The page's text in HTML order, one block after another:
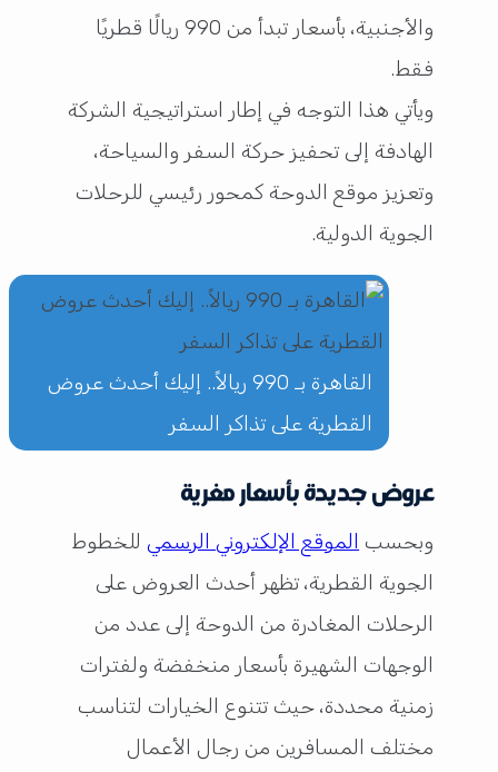
والأجنبية، بأسعار تبدأ من 990 ريالًا قطريًا
فقط.
ويأتي هذا التوجه في إطار استراتيجية الشركة
الهادفة إلى تحفيز حركة السفر والسياحة،
وتعزيز موقع الدوحة كمحور رئيسي للرحلات
الجوية الدولية.
القاهرة بـ 990 ريالاً.. إليك أحدث عروض
القطرية على تذاكر السفر
عروض جديدة بأسعار مغرية
وبحسب الموقع الإلكتروني الرسميللخطوط
الجوية القطرية، تظهر أحدث العروض على
الرحلات المغادرة من الدوحة إلى عدد من
الوجهات الشهيرة بأسعار منخفضة ولفترات
زمنية محددة، حيث تتنوع الخيارات لتناسب
مختلف المسافرين من رجال الأعمال